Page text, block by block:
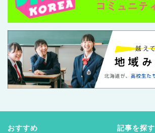
おすすめ 記事を探す